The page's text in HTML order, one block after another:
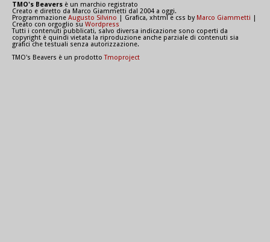
TMO's Beavers è un marchio registrato
Creato e diretto da Marco Giammetti dal 2004 a oggi.
Programmazione Augusto Silvino | Grafica, xhtml e css byMarco Giammetti
Creato con orgoglio su Wordpress
Tutti i contenuti pubblicati, salvo diversa indicazione sono coperti da
copyright è quindi vietata la riproduzione anche parziale di contenuti sia
grafici che testuali senza autorizzazione.
TMO's Beavers è un prodottoTmoproject